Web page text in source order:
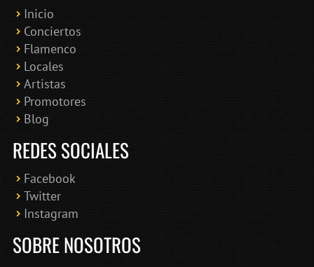
Inicio
Conciertos
Flamenco
Locales
Artistas
Promotores
Blog
REDES SOCIALES
Facebook
Twitter
Instagram
SOBRE NOSOTROS